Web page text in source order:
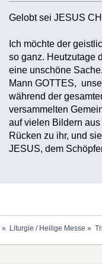
Gelobt sei JESUS
Ich möchte der
so ganz. Heutzutage
eine unschöne
Mann GOTTES,
während der
versammelten
auf vielen Bildern
Rücken zu ihr, und
JESUS, dem
» Liturgie / Heilige Messe »